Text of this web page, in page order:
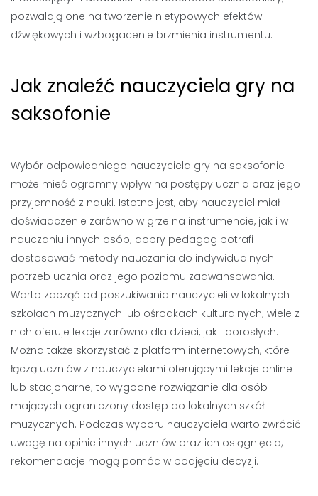
pozwalają one na tworzenie nietypowych efektów
dźwiękowych i wzbogacenie brzmienia instrumentu.
Jak znaleźć nauczyciela gry na
saksofonie
Wybór odpowiedniego nauczyciela gry na saksofonie
może mieć ogromny wpływ na postępy ucznia oraz jego
przyjemność z nauki. Istotne jest, aby nauczyciel miał
doświadczenie zarówno w grze na instrumencie, jak i w
nauczaniu innych osób; dobry pedagog potrafi
dostosować metody nauczania do indywidualnych
potrzeb ucznia oraz jego poziomu zaawansowania.
Warto zacząć od poszukiwania nauczycieli w lokalnych
szkołach muzycznych lub ośrodkach kulturalnych; wiele z
nich oferuje lekcje zarówno dla dzieci, jak i dorosłych.
Można także skorzystać z platform internetowych, które
łączą uczniów z nauczycielami oferującymi lekcje online
lub stacjonarne; to wygodne rozwiązanie dla osób
mających ograniczony dostęp do lokalnych szkół
muzycznych. Podczas wyboru nauczyciela warto zwrócić
uwagę na opinie innych uczniów oraz ich osiągnięcia;
rekomendacje mogą pomóc w podjęciu decyzji.